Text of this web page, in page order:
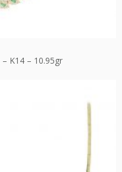
K14 – 10.95gr